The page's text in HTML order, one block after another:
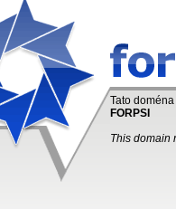
Tato
FORPSI
This domain